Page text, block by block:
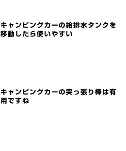
キャンピングカーの給排水タンクを
移動したら使いやすい
キャンピングカーの突っ張り棒は有
用ですね